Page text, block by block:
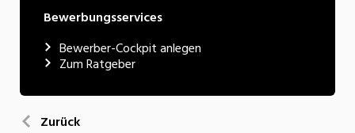
Bewerbungsservices
Bewerber-Cockpit anlegen
Zum Ratgeber
Zurück